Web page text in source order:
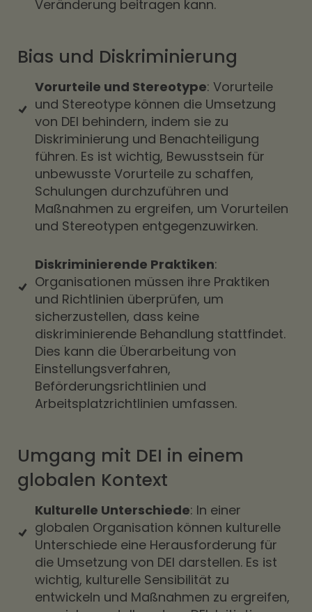
Veränderung beitragen kann.
Bias und Diskriminierung
Vorurteile und Stereotype: Vorurteile
und Stereotype können die Umsetzung
von DEI behindern, indem sie zu
Diskriminierung und Benachteiligung
führen. Es ist wichtig, Bewusstsein für
unbewusste Vorurteile zu schaffen,
Schulungen durchzuführen und
Maßnahmen zu ergreifen, um Vorurteilen
und Stereotypen entgegenzuwirken.
Diskriminierende Praktiken:
Organisationen müssen ihre Praktiken
und Richtlinien überprüfen, um
sicherzustellen, dass keine
diskriminierende Behandlung stattfindet.
Dies kann die Überarbeitung von
Einstellungsverfahren,
Beförderungsrichtlinien und
Arbeitsplatzrichtlinien umfassen.
Umgang mit DEI in einem
globalen Kontext
Kulturelle Unterschiede: In einer
globalen Organisation können kulturelle
Unterschiede eine Herausforderung für
die Umsetzung von DEI darstellen. Es ist
wichtig, kulturelle Sensibilität zu
entwickeln und Maßnahmen zu ergreifen,